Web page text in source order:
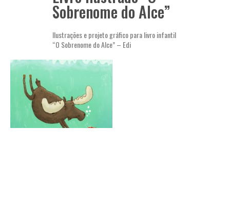
Sobrenome do Alce”
Ilustrações e projeto gráfico para livro infantil
“O Sobrenome do Alce” – Edi